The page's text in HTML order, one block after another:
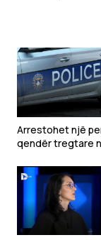
Arrestohet një
qendër tregtare
qytetarët